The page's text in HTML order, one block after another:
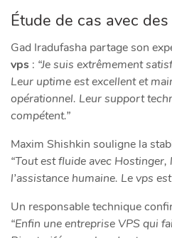
Étude de cas avec
Gad Iradufasha partage son
vps : “Je suis extrêmement
Leur uptime est excellent et
opérationnel. Leur support
compétent.”
Maxim Shishkin souligne la
“Tout est fluide avec
l’assistance humaine. Le vps
Un responsable technique
“Enfin une entreprise VPS qui